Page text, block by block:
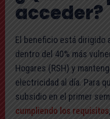
acceder?
El beneficio está dirigido
dentro del 40% más
Hogares (RSH) y
electricidad al día. Para
subsidio en el primer
cumpliendo los requisitos